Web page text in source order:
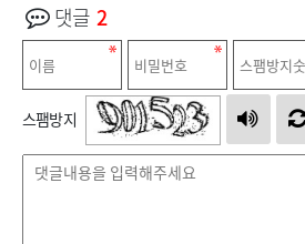
댓글 2
스팸방지